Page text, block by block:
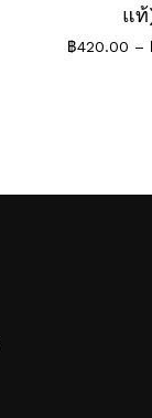
แ
฿420.00 –